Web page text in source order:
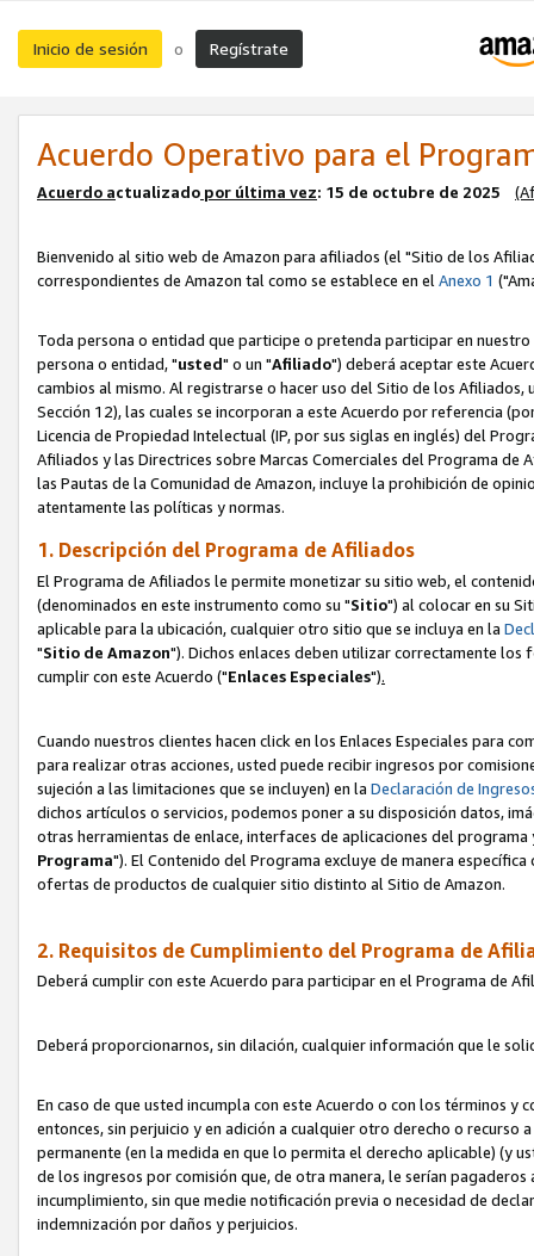
Inicio de sesión o Regístrate
Acuerdo Operativo para el
Acuerdo actualizado por última vez: 15 de octubre de 2025
Bienvenido al sitio web de Amazon para afiliados (el "Sitio de los
correspondientes de Amazon tal como se establece en elAnexo 1
Toda persona o entidad que participe o pretenda participar en
persona o entidad, "usted" o un "Afiliado") deberá aceptar este
cambios al mismo. Al registrarse o hacer uso del Sitio de los
Sección 12), las cuales se incorporan a este Acuerdo por referencia
Licencia de Propiedad Intelectual (IP, por sus siglas en inglés) del
Afiliados y las Directrices sobre Marcas Comerciales del Programa
las Pautas de la Comunidad de Amazon, incluye la prohibición de
atentamente las políticas y normas.
1. Descripción del Programa de Afiliados
El Programa de Afiliados le permite monetizar su sitio web, el
(denominados en este instrumento como su "Sitio") al colocar en su
aplicable para la ubicación, cualquier otro sitio que se incluya en la
"Sitio de Amazon"). Dichos enlaces deben utilizar correctamente los
cumplir con este Acuerdo ("Enlaces Especiales").
Cuando nuestros clientes hacen click en los Enlaces Especiales para
para realizar otras acciones, usted puede recibir ingresos por
sujeción a las limitaciones que se incluyen) en la Declaración de
dichos artículos o servicios, podemos poner a su disposición datos,
otras herramientas de enlace, interfaces de aplicaciones del
Programa"). El Contenido del Programa excluye de manera
ofertas de productos de cualquier sitio distinto al Sitio de Amazon.
2. Requisitos de Cumplimiento del Programa de
Deberá cumplir con este Acuerdo para participar en el Programa de
Deberá proporcionarnos, sin dilación, cualquier información que le
En caso de que usted incumpla con este Acuerdo o con los términos
entonces, sin perjuicio y en adición a cualquier otro derecho o
permanente (en la medida en que lo permita el derecho aplicable) (y
de los ingresos por comisión que, de otra manera, le serían
incumplimiento, sin que medie notificación previa o necesidad de
indemnización por daños y perjuicios.